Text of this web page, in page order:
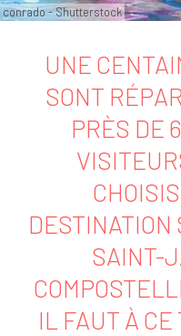
conrado - Shutterstock
UNE
SONT
PRÈS DE
DESTINATION
SAINT-
IL FAUT À CE